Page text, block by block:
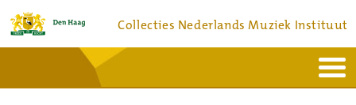
Collecties Nederlands Muziek Instituut